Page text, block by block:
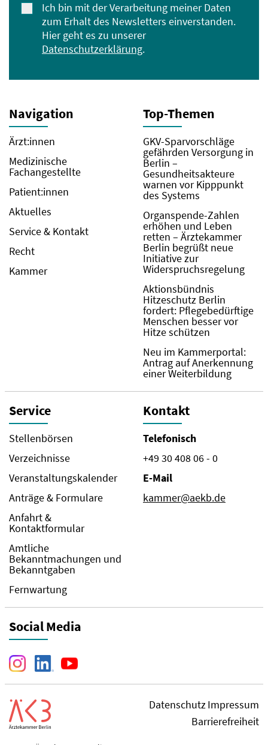
Ich bin mit der Verarbeitung meiner Daten
zum Erhalt des Newsletters einverstanden.
Hier geht es zu unserer
Datenschutzerklärung.
Navigation
Ärzt:innen
Medizinische
Fachangestellte
Patient:innen
Aktuelles
Service & Kontakt
Recht
Kammer
Top-Themen
GKV-Sparvorschläge
gefährden Versorgung in
Berlin –
Gesundheitsakteure
warnen vor Kipppunkt
des Systems
Organspende-Zahlen
erhöhen und Leben
retten – Ärztekammer
Berlin begrüßt neue
Initiative zur
Widerspruchsregelung
Aktionsbündnis
Hitzeschutz Berlin
fordert: Pflegebedürftige
Menschen besser vor
Hitze schützen
Neu im Kammerportal:
Antrag auf Anerkennung
einer Weiterbildung
Service
Stellenbörsen
Verzeichnisse
Veranstaltungskalender
Anträge & Formulare
Anfahrt &
Kontaktformular
Amtliche
Bekanntmachungen und
Bekanntgaben
Fernwartung
Kontakt
Telefonisch
+49 30 408 06 - 0
E-Mail
kammer@aekb.de
Social Media
DatenschutzImpressum
Barrierefreiheit